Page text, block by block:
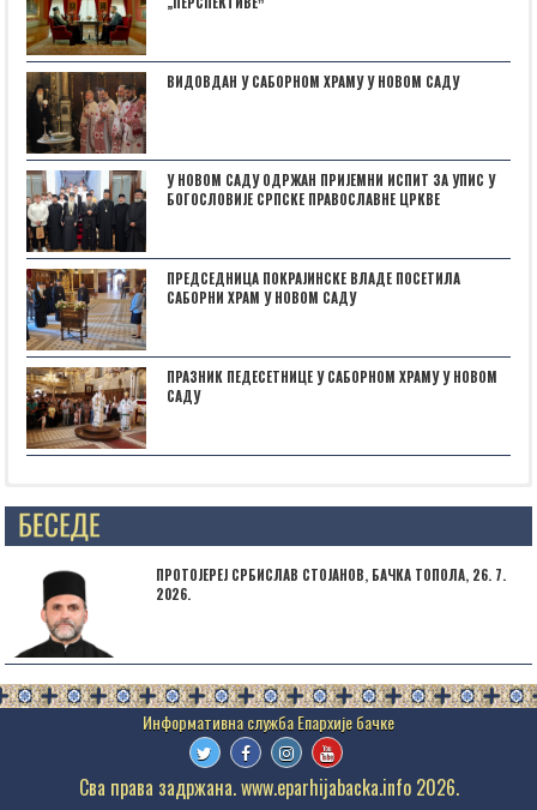
ВИДОВДАН У САБОРНОМ ХРАМУ У НОВОМ САДУ
У НОВОМ САДУ ОДРЖАН ПРИЈЕМНИ ИСПИТ ЗА УПИС У
БОГОСЛОВИЈЕ СРПСКЕ ПРАВОСЛАВНЕ ЦРКВЕ
ПРЕДСЕДНИЦА ПОКРАЈИНСКЕ ВЛАДЕ ПОСЕТИЛА
САБОРНИ ХРАМ У НОВОМ САДУ
ПРАЗНИК ПЕДЕСЕТНИЦЕ У САБОРНОМ ХРАМУ У НОВОМ
САДУ
Posts not found
ПРОТОЈЕРЕЈ СРБИСЛАВ СТОЈАНОВ, БАЧКА ТОПОЛА, 26. 7.
2026.
Сва права задржана. www.eparhijabacka.info 2026.